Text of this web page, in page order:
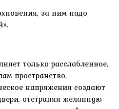
за ним надо
только расслабленное,
пространство.
напряжения создают
отстраняя желанную